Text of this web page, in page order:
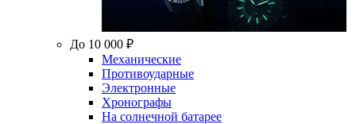
До 10 000 ₽
Механические
Противоударные
Электронные
Хронографы
На солнечной батарее